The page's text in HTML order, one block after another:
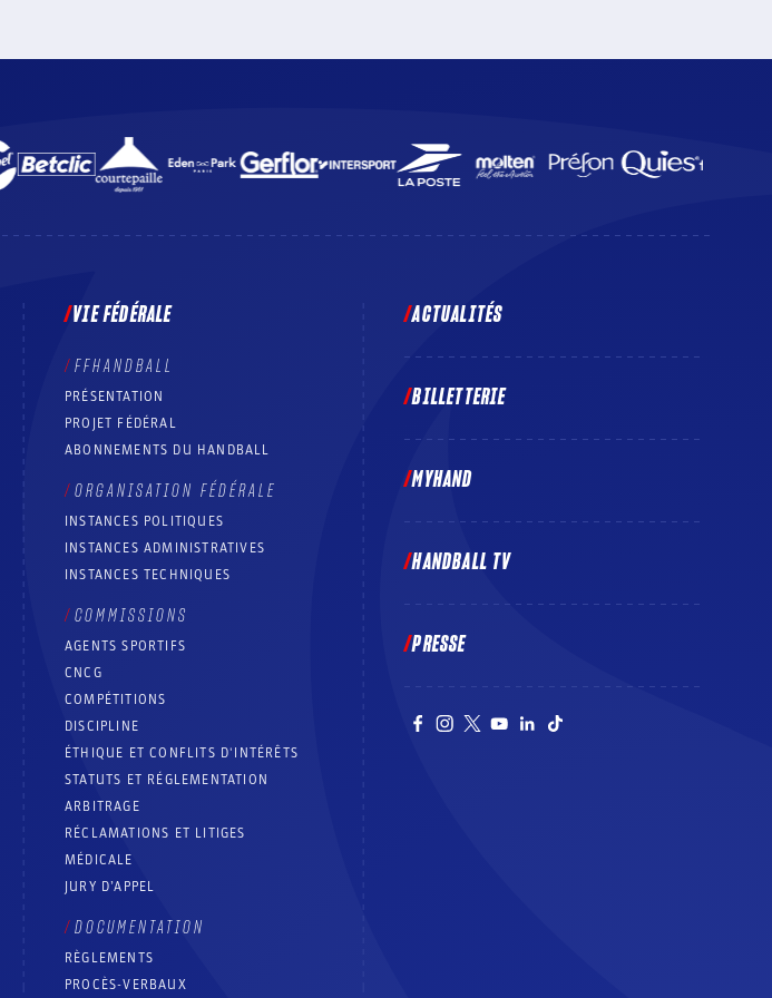
VIE FÉDÉRALE
FFHANDBALL
PRÉSENTATION
PROJET FÉDÉRAL
ABONNEMENTS DU HANDBALL
ORGANISATION FÉDÉRALE
INSTANCES POLITIQUES
INSTANCES ADMINISTRATIVES
INSTANCES TECHNIQUES
COMMISSIONS
AGENTS SPORTIFS
CNCG
COMPÉTITIONS
DISCIPLINE
ÉTHIQUE ET CONFLITS D'INTÉRÊTS
STATUTS ET RÉGLEMENTATION
ARBITRAGE
RÉCLAMATIONS ET LITIGES
MÉDICALE
JURY D’APPEL
DOCUMENTATION
RÈGLEMENTS
PROCÈS-VERBAUX
ACTUALITÉS
BILLETTERIE
MYHAND
HANDBALL TV
PRESSE